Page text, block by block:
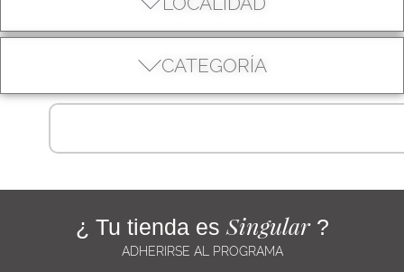
CATEGORÍA
¿ Tu tienda es Singular?
ADHERIRSE AL PROGRAMA